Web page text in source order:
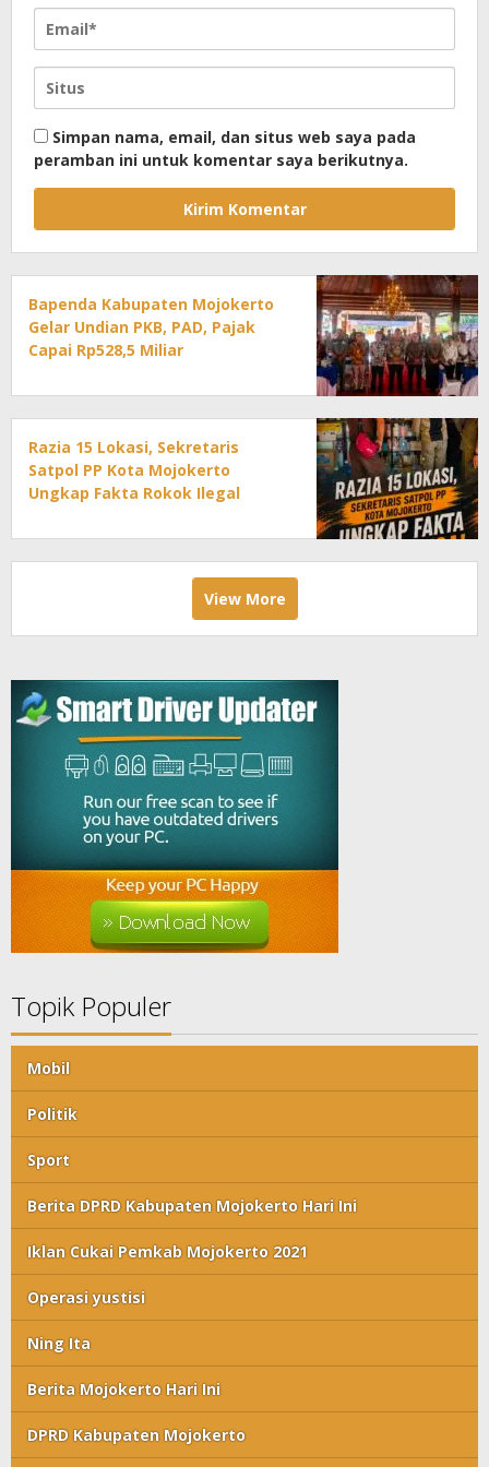
Simpan nama, email, dan situs web saya pada
peramban ini untuk komentar saya berikutnya.
Bapenda Kabupaten Mojokerto
Gelar Undian PKB, PAD, Pajak
Capai Rp528,5 Miliar
Razia 15 Lokasi, Sekretaris
Satpol PP Kota Mojokerto
Ungkap Fakta Rokok Ilegal
View More
Topik Populer
Mobil
Politik
Sport
Berita DPRD Kabupaten Mojokerto Hari Ini
Iklan Cukai Pemkab Mojokerto 2021
Operasi yustisi
Ning Ita
Berita Mojokerto Hari Ini
DPRD Kabupaten Mojokerto